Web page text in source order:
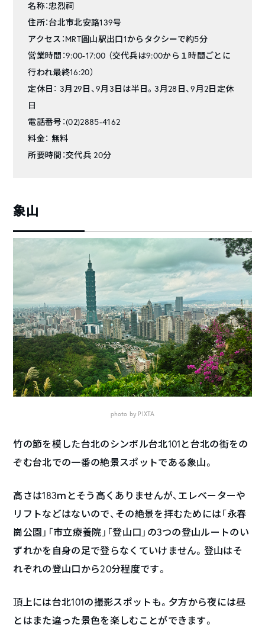
名称：忠烈祠
住所：台北市北安路139号
アクセス：MRT圓山駅出口1からタクシーで約5分
営業時間：9:00-17:00 （交代兵は9:00から１時間ごとに
行われ最終16:20）
定休日： 3月29日、9月3日は半日。3月28日、9月2日定休
日
電話番号：(02)2885-4162
料金： 無料
所要時間：交代兵 20分
象山
photo by PIXTA
竹の節を模した台北のシンボル台北101と台北の街をの
ぞむ台北での一番の絶景スポットである象山。
高さは183ｍとそう高くありませんが、エレベーターや
リフトなどはないので、その絶景を拝むためには「永春
崗公園」「市立療養院」「登山口」の3つの登山ルートのい
ずれかを自身の足で登らなくていけません。登山はそ
れぞれの登山口から20分程度です。
頂上には台北101の撮影スポットも。夕方から夜には昼
とはまた違った景色を楽しむことができます。